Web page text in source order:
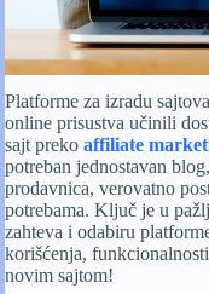
Platforme za izradu
online prisustva učinili
sajt preko affiliate
potreban jednostavan
prodavnica, verovatno
potrebama. Ključ je u
zahteva i odabiru
korišćenja,
novim sajtom!